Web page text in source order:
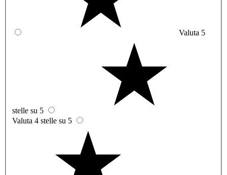
Valuta 5
stelle su 5
Valuta 4 stelle su 5